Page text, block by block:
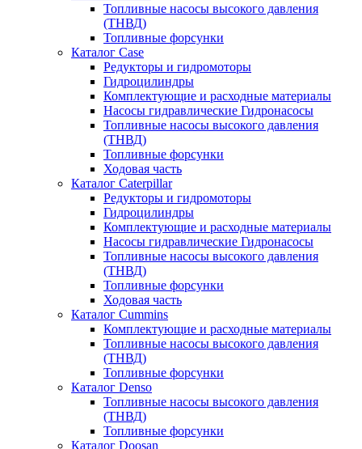
Топливные насосы высокого давления
(ТНВД)
Топливные форсунки
Каталог Case
Редукторы и гидромоторы
Гидроцилиндры
Комплектующие и расходные материалы
Насосы гидравлические Гидронасосы
Топливные насосы высокого давления
(ТНВД)
Топливные форсунки
Ходовая часть
Каталог Caterpillar
Редукторы и гидромоторы
Гидроцилиндры
Комплектующие и расходные материалы
Насосы гидравлические Гидронасосы
Топливные насосы высокого давления
(ТНВД)
Топливные форсунки
Ходовая часть
Каталог Cummins
Комплектующие и расходные материалы
Топливные насосы высокого давления
(ТНВД)
Топливные форсунки
Каталог Denso
Топливные насосы высокого давления
(ТНВД)
Топливные форсунки
Каталог Doosan